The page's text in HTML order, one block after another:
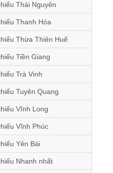
Thái Nguyên
Thanh Hóa
Thừa Thiên Huế
Tiền Giang
Trà Vinh
Tuyên Quang
Vĩnh Long
Vĩnh Phúc
Yên Bái
Nhanh nhất